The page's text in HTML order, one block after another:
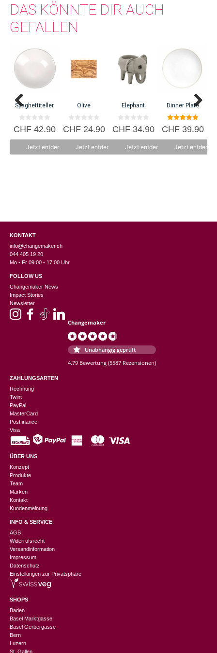
DAS KÖNNTE DIR AUCH
GEFALLEN
Spaghettiteller
0
v
CHF42.90
Jetzt entdecken
Olive
0
v
CHF24.90
Jetzt entdecken
Elephant
0
v
CHF34.90
Jetzt entdecken
Dinner Plate
5.00
von 5
CHF39.90
Jetzt
KONTAKT
info@changemaker.ch
044 405 19 20
Mo - Fr 09:00 - 17:00 Uhr
FOLLOW US
Changemaker News
Impact Stories
Newsletter
Changemaker
Unabhängig geprüft
4.79 Bewertung (5587 Rezensionen)
ZAHLUNGSARTEN
Rechnung
Twint
PayPal
MasterCard
Postfinance
Visa
ÜBER UNS
Konzept
Produkte
Team
Marken
Kontakt
Kundenmeinung
INFO & SERVICE
AGB
Widerrufsrecht
Versandinformation
Impressum
Datenschutz
Einstellungen zur Privatsphäre
SHOPS
Baden
Basel Marktgasse
Basel Gerbergasse
Bern
Luzern
St. Gallen